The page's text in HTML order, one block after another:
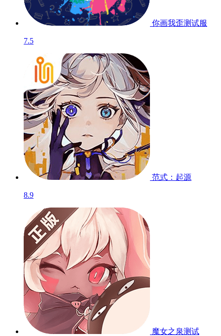
你画我歪测试服
7.5
范式：起源
8.9
魔女之泉测试